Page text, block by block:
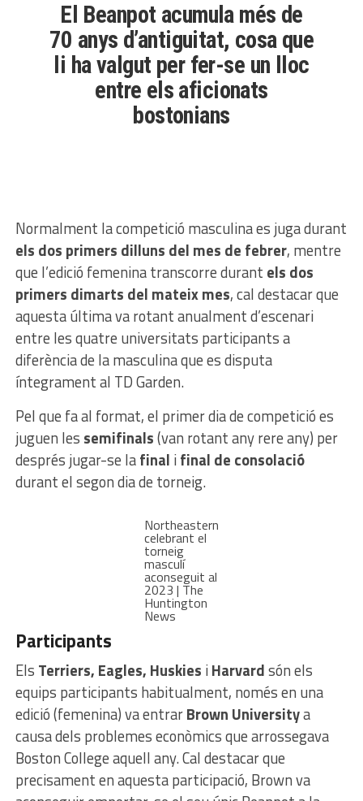
El Beanpot acumula més de
70 anys d’antiguitat, cosa que
li ha valgut per fer-se un lloc
entre els aficionats
bostonians
Normalment la competició masculina es juga durant
els dos primers dilluns del mes de febrer, mentre
que l’edició femenina transcorre durant els dos
primers dimarts del mateix mes, cal destacar que
aquesta última va rotant anualment d’escenari
entre les quatre universitats participants a
diferència de la masculina que es disputa
íntegrament al TD Garden.
Pel que fa al format, el primer dia de competició es
juguen les semifinals(van rotant any rere any) per
després jugar-se lafinal ifinal de consolació
durant el segon dia de torneig.
Northeastern
celebrant el
torneig
masculí
aconseguit al
2023 | The
Huntington
News
Participants
Els Terriers, Eagles, Huskies iHarvardsón els
equips participants habitualment, només en una
edició (femenina) va entrarBrown Universitya
causa dels problemes econòmics que arrossegava
Boston College aquell any. Cal destacar que
precisament en aquesta participació, Brown va